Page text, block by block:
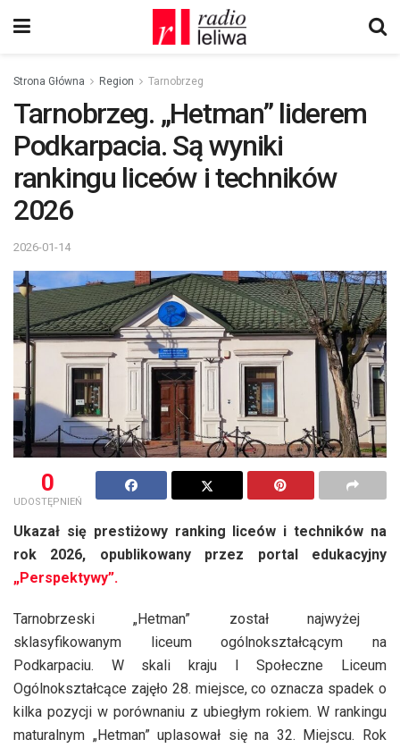
Strona Główna Region Tarnobrzeg
Tarnobrzeg. „Hetman” liderem
Podkarpacia. Są wyniki
rankingu liceów i techników
2026
2026-01-14
0
UDOSTĘPNIEŃ
Ukazał się prestiżowy ranking liceów i techników na
rok 2026, opublikowany przez portal edukacyjny
„Perspektywy”.
Tarnobrzeski „Hetman” został najwyżej
sklasyfikowanym liceum ogólnokształcącym na
Podkarpaciu. W skali kraju I Społeczne Liceum
Ogólnokształcące zajęło 28. miejsce, co oznacza spadek o
kilka pozycji w porównaniu z ubiegłym rokiem. W rankingu
maturalnym „Hetman” uplasował się na 32. Miejscu. Rok